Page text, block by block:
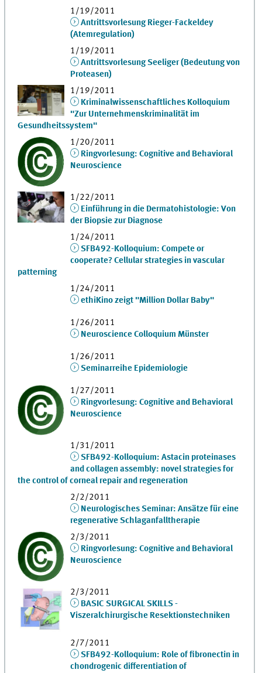
1/19/2011
Antrittsvorlesung Rieger-Fackeldey
(Atemregulation)
1/19/2011
Antrittsvorlesung Seeliger (Bedeutung von
Proteasen)
1/19/2011
Kriminalwissenschaftliches Kolloquium
"Zur Unternehmenskriminalität im
Gesundheitssystem"
1/20/2011
Ringvorlesung: Cognitive and Behavioral
Neuroscience
1/22/2011
Einführung in die Dermatohistologie: Von
der Biopsie zur Diagnose
1/24/2011
SFB492-Kolloquium: Compete or
cooperate? Cellular strategies in vascular
patterning
1/24/2011
ethiKino zeigt "Million Dollar Baby"
1/26/2011
Neuroscience Colloquium Münster
1/26/2011
Seminarreihe Epidemiologie
1/27/2011
Ringvorlesung: Cognitive and Behavioral
Neuroscience
1/31/2011
SFB492-Kolloquium: Astacin proteinases
and collagen assembly: novel strategies for
the control of corneal repair and regeneration
2/2/2011
Neurologisches Seminar: Ansätze für eine
regenerative Schlaganfalltherapie
2/3/2011
Ringvorlesung: Cognitive and Behavioral
Neuroscience
2/3/2011
BASIC SURGICAL SKILLS -
Viszeralchirurgische Resektionstechniken
2/7/2011
SFB492-Kolloquium: Role of fibronectin in
chondrogenic differentiation of